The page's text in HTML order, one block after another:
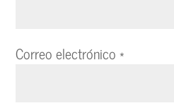
Correo electrónico*